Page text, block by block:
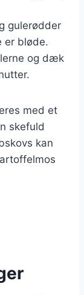
gulerødder
er bløde.
og dæk
med et
skefuld
kan